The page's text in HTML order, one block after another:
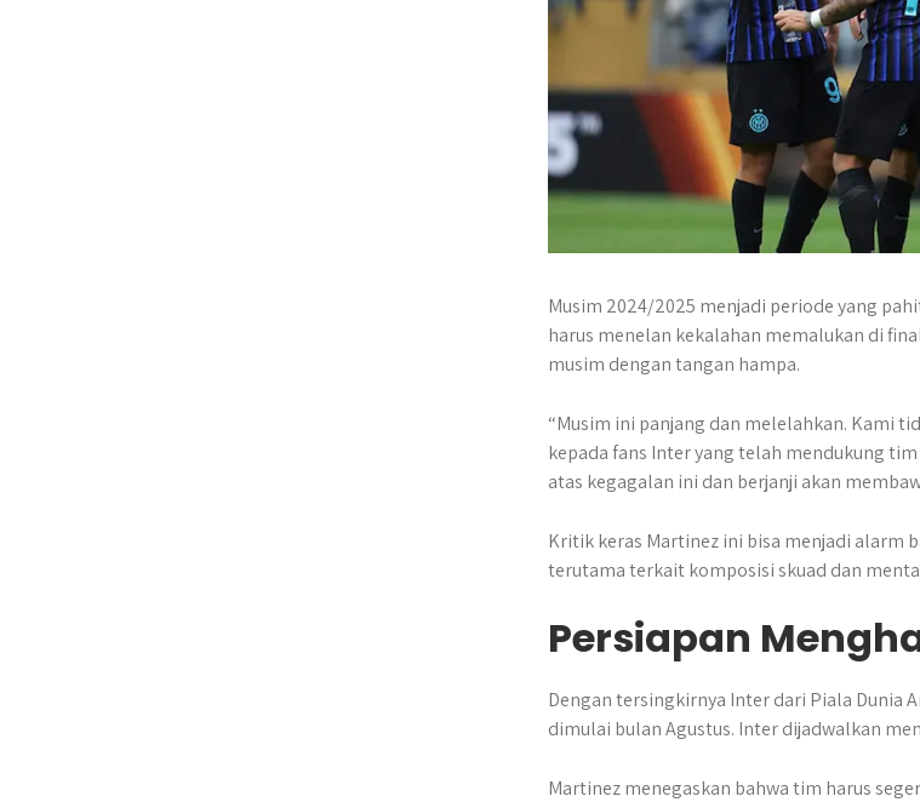
Musim 2024/2025 menjadi periode yang
harus menelan kekalahan memalukan di
musim dengan tangan hampa.
“Musim ini panjang dan melelahkan. Kami
kepada fans Inter yang telah mendukung
atas kegagalan ini dan berjanji akan
Kritik keras Martinez ini bisa menjadi alarm
terutama terkait komposisi skuad dan
Persiapan
Dengan tersingkirnya Inter dari Piala Dunia
dimulai bulan Agustus. Inter dijadwalkan
Martinez menegaskan bahwa tim harus